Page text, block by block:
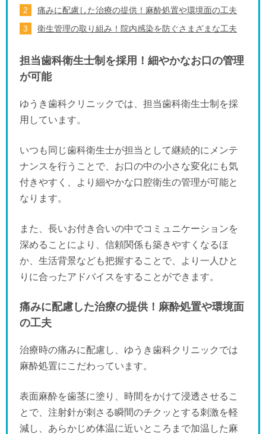
痛みに配慮した治療の提供！麻酔処置や環境面の工夫
衛生管理の取り組み！院内感染を防ぐさまざまな工夫
担当歯科衛生士制を採用！細やかなお口の管理
が可能
ゆうき歯科クリニックでは、担当歯科衛生士制を採
用しています。
いつも同じ歯科衛生士が担当として継続的にメンテ
ナンスを行うことで、お口の中の小さな変化にも気
付きやすく、より細やかな口腔衛生の管理が可能と
なります。
また、長いお付き合いの中でコミュニケーションを
深めることにより、信頼関係も築きやすくなるほ
か、生活背景なども把握することで、より一人ひと
りに合ったアドバイスをすることができます。
痛みに配慮した治療の提供！麻酔処置や環境面
の工夫
治療時の痛みに配慮し、ゆうき歯科クリニックでは
麻酔処置にこだわっています。
表面麻酔を歯茎に塗り、時間をかけて浸透させるこ
とで、注射針が刺さる瞬間のチクッとする刺激を軽
減し、あらかじめ体温に近いところまで加温した麻